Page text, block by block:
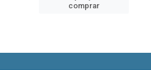
comprar